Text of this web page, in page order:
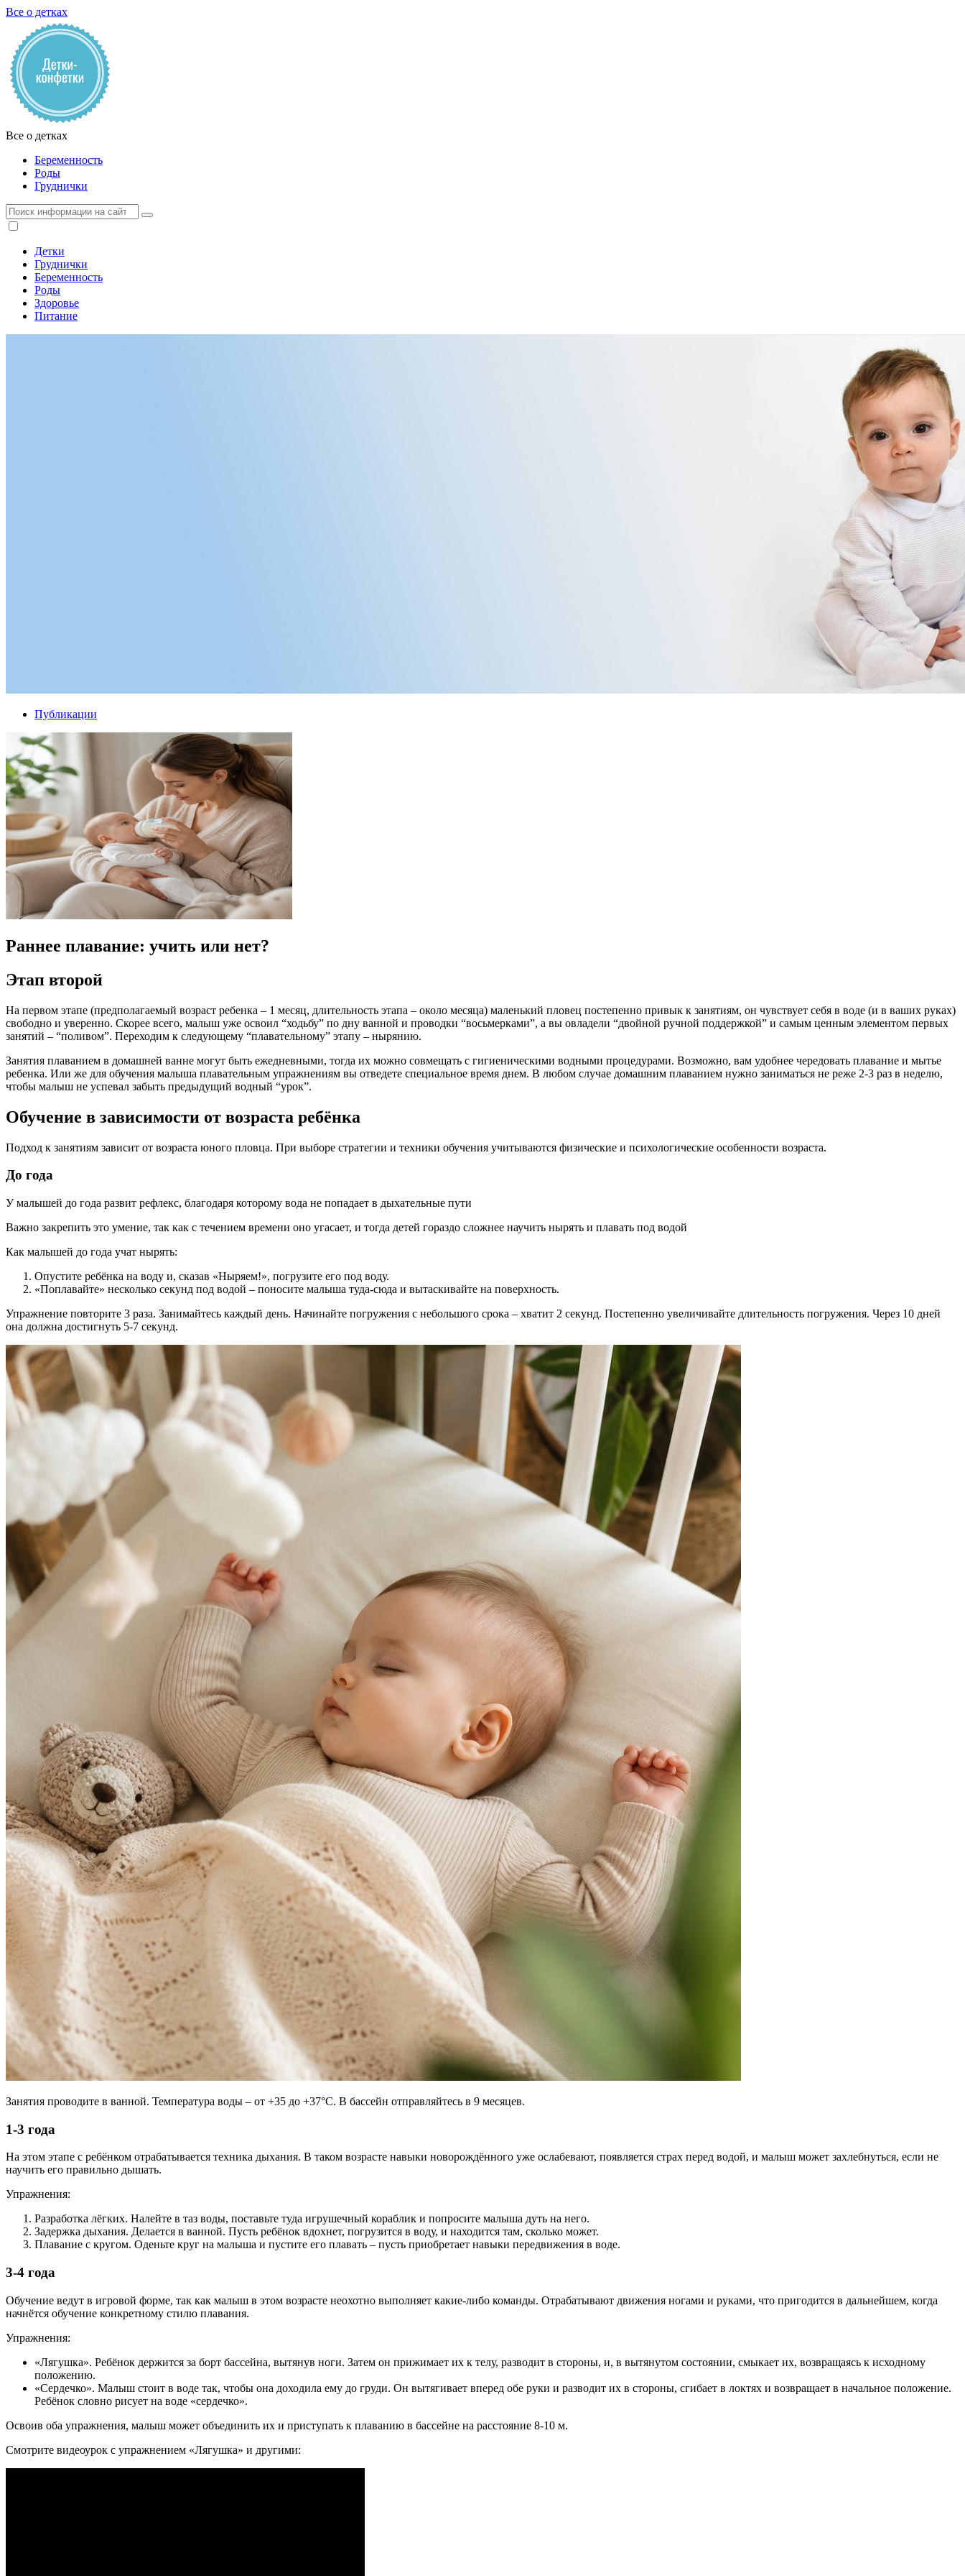
Все о детках
Все о детках
Беременность
Роды
Груднички
Детки
Груднички
Беременность
Роды
Здоровье
Питание
Публикации
Раннее плавание: учить или нет?
Этап второй
На первом этапе (предполагаемый возраст ребенка – 1 месяц, длительность этапа – около месяца) маленький пловец постепенно привык к занятиям, он чувствует себя в воде (и в ваших руках)
свободно и уверенно. Скорее всего, малыш уже освоил “ходьбу” по дну ванной и проводки “восьмерками”, а вы овладели “двойной ручной поддержкой” и самым ценным элементом первых
занятий – “поливом”. Переходим к следующему “плавательному” этапу – нырянию.
Занятия плаванием в домашней ванне могут быть ежедневными, тогда их можно совмещать с гигиеническими водными процедурами. Возможно, вам удобнее чередовать плавание и мытье
ребенка. Или же для обучения малыша плавательным упражнениям вы отведете специальное время днем. В любом случае домашним плаванием нужно заниматься не реже 2-3 раз в неделю,
чтобы малыш не успевал забыть предыдущий водный “урок”.
Обучение в зависимости от возраста ребёнка
Подход к занятиям зависит от возраста юного пловца. При выборе стратегии и техники обучения учитываются физические и психологические особенности возраста.
До года
У малышей до года развит рефлекс, благодаря которому вода не попадает в дыхательные пути
Важно закрепить это умение, так как с течением времени оно угасает, и тогда детей гораздо сложнее научить нырять и плавать под водой
Как малышей до года учат нырять:
Опустите ребёнка на воду и, сказав «Ныряем!», погрузите его под воду.
«Поплавайте» несколько секунд под водой – поносите малыша туда-сюда и вытаскивайте на поверхность.
Упражнение повторите 3 раза. Занимайтесь каждый день. Начинайте погружения с небольшого срока – хватит 2 секунд. Постепенно увеличивайте длительность погружения. Через 10 дней
она должна достигнуть 5-7 секунд.
Занятия проводите в ванной. Температура воды – от +35 до +37°С. В бассейн отправляйтесь в 9 месяцев.
1-3 года
На этом этапе с ребёнком отрабатывается техника дыхания. В таком возрасте навыки новорождённого уже ослабевают, появляется страх перед водой, и малыш может захлебнуться, если не
научить его правильно дышать.
Упражнения:
Разработка лёгких. Налейте в таз воды, поставьте туда игрушечный кораблик и попросите малыша дуть на него.
Задержка дыхания. Делается в ванной. Пусть ребёнок вдохнет, погрузится в воду, и находится там, сколько может.
Плавание с кругом. Оденьте круг на малыша и пустите его плавать – пусть приобретает навыки передвижения в воде.
3-4 года
Обучение ведут в игровой форме, так как малыш в этом возрасте неохотно выполняет какие-либо команды. Отрабатывают движения ногами и руками, что пригодится в дальнейшем, когда
начнётся обучение конкретному стилю плавания.
Упражнения:
«Лягушка». Ребёнок держится за борт бассейна, вытянув ноги. Затем он прижимает их к телу, разводит в стороны, и, в вытянутом состоянии, смыкает их, возвращаясь к исходному
положению.
«Сердечко». Малыш стоит в воде так, чтобы она доходила ему до груди. Он вытягивает вперед обе руки и разводит их в стороны, сгибает в локтях и возвращает в начальное положение.
Ребёнок словно рисует на воде «сердечко».
Освоив оба упражнения, малыш может объединить их и приступать к плаванию в бассейне на расстояние 8-10 м.
Смотрите видеоурок с упражнением «Лягушка» и другими: